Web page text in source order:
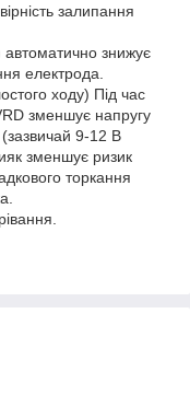
залипання
знижує
електрода.
ходу) Під час
зменшує напругу
(зазвичай 9-12 В
зменшує ризик
торкання